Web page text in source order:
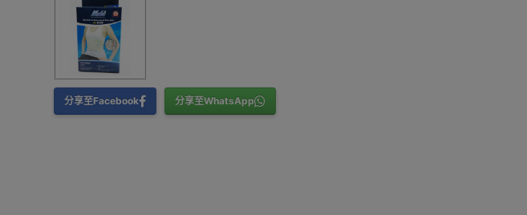
分享至Facebook 分享至WhatsApp